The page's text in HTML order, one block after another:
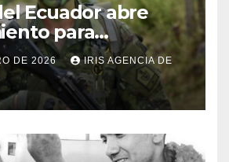
Ecuador abre
para
a partir de este
de febrero
DE 2026 IRIS AGENCIA DE